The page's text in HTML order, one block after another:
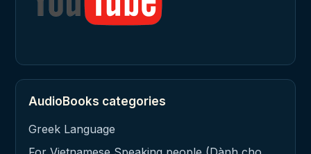
AudioBooks categories
Greek Language